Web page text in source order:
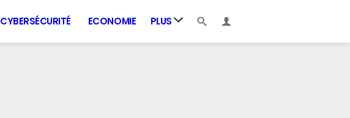
CYBERSÉCURITÉ ECONOMIE PLUS